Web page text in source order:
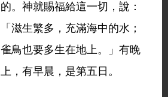
的。神就賜福給這一切，說：
「滋生繁多，充滿海中的水；
雀鳥也要多生在地上。」有晚
上，有早晨，是第五日。